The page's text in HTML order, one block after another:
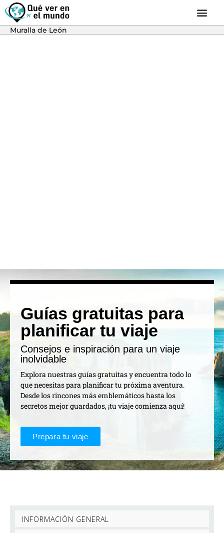
Muralla de León
Guías gratuitas para
planificar tu viaje
Consejos e inspiración para un viaje
inolvidable
Explora nuestras guías gratuitas y encuentra todo lo
que necesitas para planificar tu próxima aventura.
Desde los rincones más emblemáticos hasta los
secretos mejor guardados, ¡tu viaje comienza aquí!
Prepara tu viaje
INFORMACIÓN GENERAL